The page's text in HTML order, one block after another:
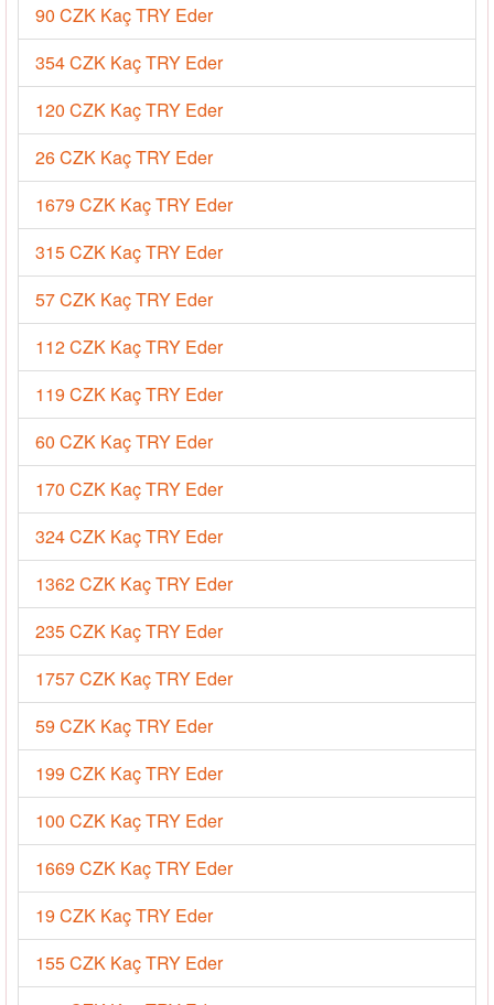
90 CZK Kaç TRY Eder
354 CZK Kaç TRY Eder
120 CZK Kaç TRY Eder
26 CZK Kaç TRY Eder
1679 CZK Kaç TRY Eder
315 CZK Kaç TRY Eder
57 CZK Kaç TRY Eder
112 CZK Kaç TRY Eder
119 CZK Kaç TRY Eder
60 CZK Kaç TRY Eder
170 CZK Kaç TRY Eder
324 CZK Kaç TRY Eder
1362 CZK Kaç TRY Eder
235 CZK Kaç TRY Eder
1757 CZK Kaç TRY Eder
59 CZK Kaç TRY Eder
199 CZK Kaç TRY Eder
100 CZK Kaç TRY Eder
1669 CZK Kaç TRY Eder
19 CZK Kaç TRY Eder
155 CZK Kaç TRY Eder